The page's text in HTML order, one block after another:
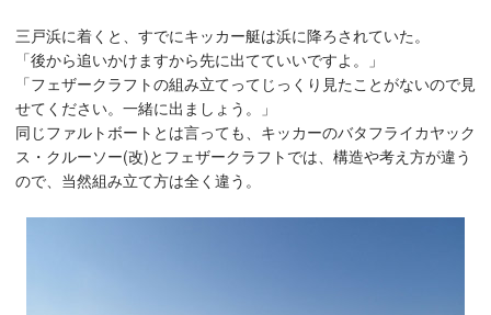
三戸浜に着くと、すでにキッカー艇は浜に降ろされていた。
「後から追いかけますから先に出てていいですよ。」
「フェザークラフトの組み立てってじっくり見たことがないので見
せてください。一緒に出ましょう。」
同じファルトボートとは言っても、キッカーのバタフライカヤック
ス・クルーソー(改)とフェザークラフトでは、構造や考え方が違う
ので、当然組み立て方は全く違う。